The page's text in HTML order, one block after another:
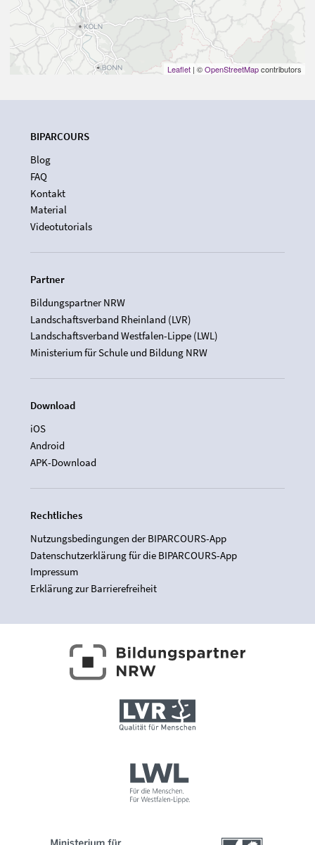
Leaflet | ©OpenStreetMapcontributors
BIPARCOURS
Blog
FAQ
Kontakt
Material
Videotutorials
Partner
Bildungspartner NRW
Landschaftsverband Rheinland (LVR)
Landschaftsverband Westfalen-Lippe (LWL)
Ministerium für Schule und Bildung NRW
Download
iOS
Android
APK-Download
Rechtliches
Nutzungsbedingungen der BIPARCOURS-App
Datenschutzerklärung für die BIPARCOURS-App
Impressum
Erklärung zur Barrierefreiheit